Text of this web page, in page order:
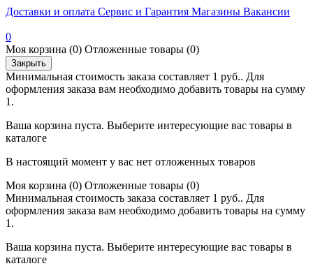
Доставки и оплата Сервис и Гарантия Магазины Вакансии
0
Моя корзина (0) Отложенные товары (0)
Закрыть
Минимальная стоимость заказа составляет 1 руб.. Для
оформления заказа вам необходимо добавить товары на сумму
1.
Ваша корзина пуста. Выберите интересующие вас товары в
каталоге
В настоящий момент у вас нет отложенных товаров
Моя корзина (0) Отложенные товары (0)
Минимальная стоимость заказа составляет 1 руб.. Для
оформления заказа вам необходимо добавить товары на сумму
1.
Ваша корзина пуста. Выберите интересующие вас товары в
каталоге